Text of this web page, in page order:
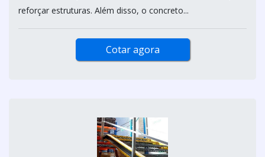
reforçar estruturas. Além disso, o concreto...
Cotar agora